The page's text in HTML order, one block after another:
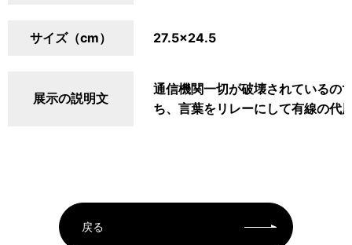
サイズ（cm） 27.5×24.5
展示の説明文
通信機関一切が破壊されているの
ち、言葉をリレーにして有線の代
戻る